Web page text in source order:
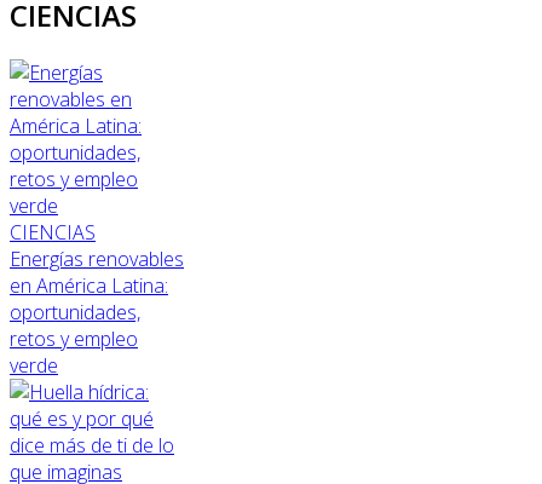
CIENCIAS
CIENCIAS
Energías renovables
en América Latina:
oportunidades,
retos y empleo
verde